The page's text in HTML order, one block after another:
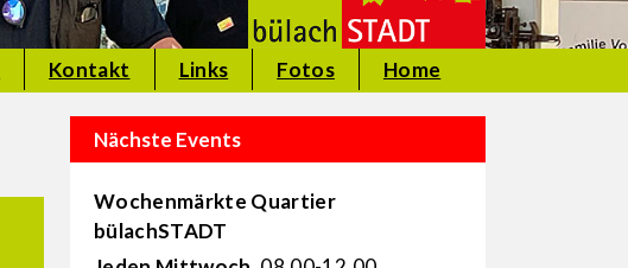
Kontakt Links Fotos Home
Nächste Events
Wochenmärkte Quartier
bülachSTADT